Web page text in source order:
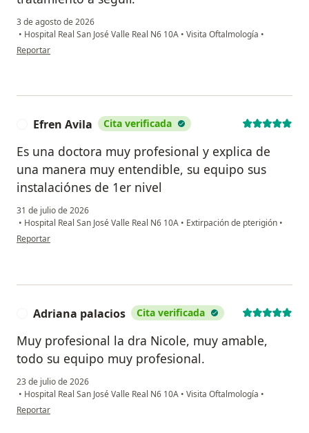
3 de agosto de 2026
• Hospital Real San José Valle Real N6 10A • Visita Oftalmología •
en opinión del usuario M.C.
Reportar
Efren Avila Cita verificada
Es una doctora muy profesional y explica de
una manera muy entendible, su equipo sus
instalaciónes de 1er nivel
31 de julio de 2026
• Hospital Real San José Valle Real N6 10A • Extirpación de pterigión •
en opinión del usuario Efren Avila
Reportar
Adriana palacios Cita verificada
Muy profesional la dra Nicole, muy amable,
todo su equipo muy profesional.
23 de julio de 2026
• Hospital Real San José Valle Real N6 10A • Visita Oftalmología •
en opinión del usuario Adriana palacios
Reportar